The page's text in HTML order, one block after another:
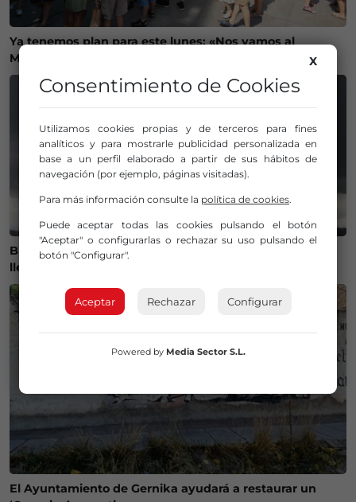
Ya tenemos plan para este lunes: «Nos vamos al
Mercado de San Lorenzo de Getxo»
Bizkaia se prepara para un brusco cambio de tiempo:
llegan las tormentas y baja el termómetro
El Ayuntamiento de Gernika ayudará a restaurar un
X
Consentimiento de Cookies
Utilizamos cookies propias y de terceros para fines
analíticos y para mostrarle publicidad personalizada en
base a un perfil elaborado a partir de sus hábitos de
navegación (por ejemplo, páginas visitadas).
Para más información consulte la política de cookies.
Puede aceptar todas las cookies pulsando el botón
"Aceptar" o configurarlas o rechazar su uso pulsando el
botón "Configurar".
Aceptar Rechazar Configurar
Powered by Media Sector S.L.